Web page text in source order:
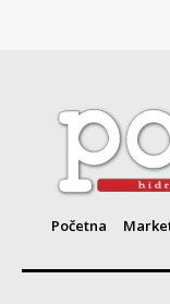
Početna